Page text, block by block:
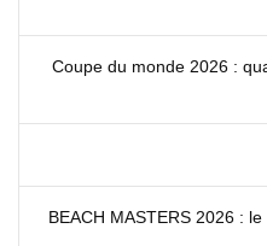
Coupe du monde 2026 :
BEACH MASTERS 2026 :